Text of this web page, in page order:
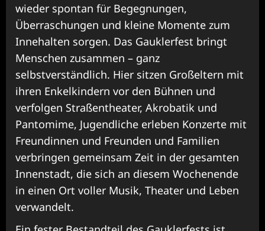
wieder spontan für Begegnungen,
Überraschungen und kleine Momente zum
Innehalten sorgen. Das Gauklerfest bringt
Menschen zusammen – ganz
selbstverständlich. Hier sitzen Großeltern mit
ihren Enkelkindern vor den Bühnen und
verfolgen Straßentheater, Akrobatik und
Pantomime, Jugendliche erleben Konzerte mit
Freundinnen und Freunden und Familien
verbringen gemeinsam Zeit in der gesamten
Innenstadt, die sich an diesem Wochenende
in einen Ort voller Musik, Theater und Leben
verwandelt.